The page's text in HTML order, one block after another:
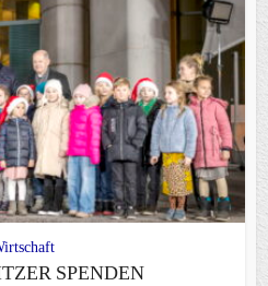
SPENDEN